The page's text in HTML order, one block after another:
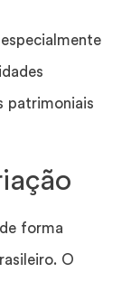
patrimoniais
forma
O